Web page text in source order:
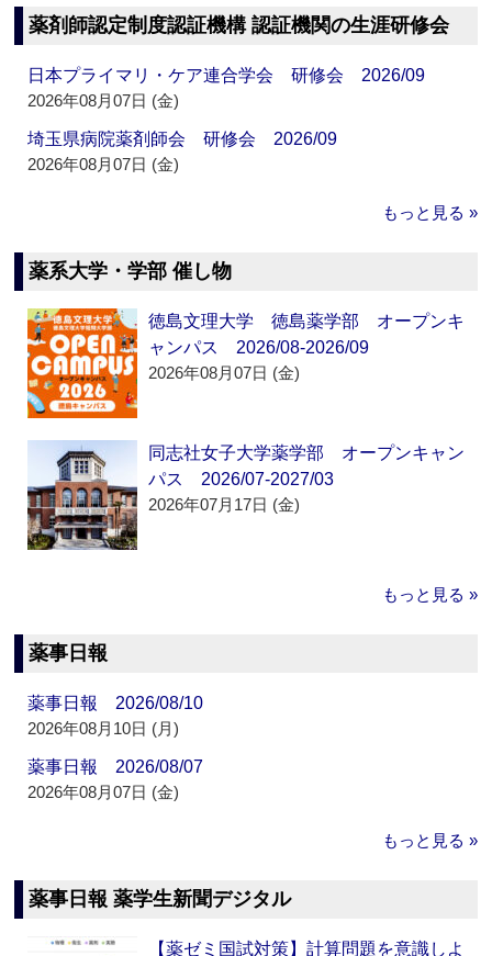
薬剤師認定制度認証機構 認証機関の生涯研修会
日本プライマリ・ケア連合学会 研修会 2026/09
2026年08月07日 (金)
埼玉県病院薬剤師会 研修会 2026/09
2026年08月07日 (金)
もっと見る »
薬系大学・学部 催し物
徳島文理大学 徳島薬学部 オープンキ
ャンパス 2026/08-2026/09
2026年08月07日 (金)
同志社女子大学薬学部 オープンキャン
パス 2026/07-2027/03
2026年07月17日 (金)
もっと見る »
薬事日報
薬事日報 2026/08/10
2026年08月10日 (月)
薬事日報 2026/08/07
2026年08月07日 (金)
もっと見る »
薬事日報 薬学生新聞デジタル
【薬ゼミ国試対策】計算問題を意識しよ